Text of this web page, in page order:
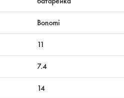
Bonomi
11
7.4
14